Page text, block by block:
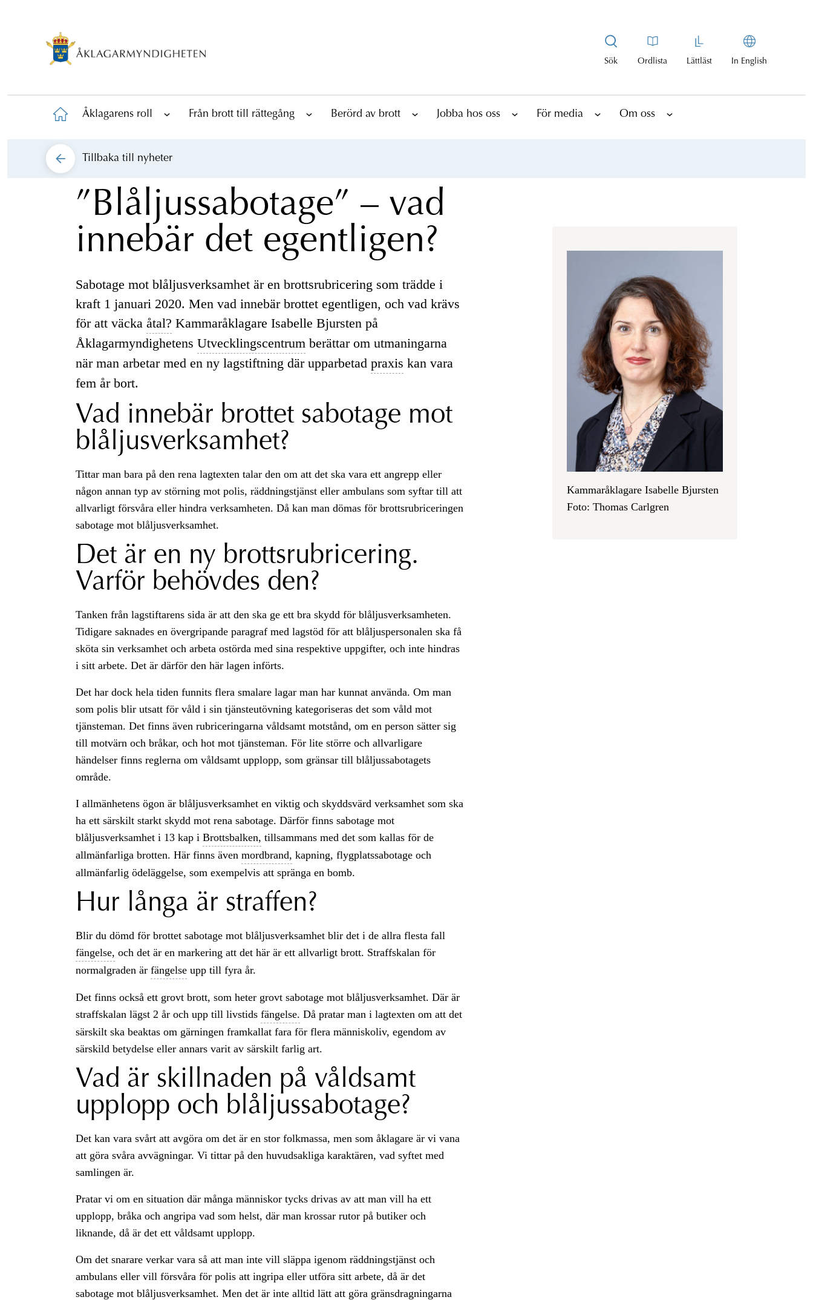
Sök Ordlista Lättläst In English
Åklagarens roll Från brott till rättegång Berörd av brott Jobba hos oss För media Om oss
Tillbaka till nyheter
”Blåljussabotage” – vad
innebär det egentligen?
Sabotage mot blåljusverksamhet är en brottsrubricering som trädde i
kraft 1 januari 2020. Men vad innebär brottet egentligen, och vad krävs
för att väcka åtal? Kammaråklagare Isabelle Bjursten på
Åklagarmyndighetens Utvecklingscentrum berättar om utmaningarna
när man arbetar med en ny lagstiftning där upparbetad praxis kan vara
fem år bort.
Vad innebär brottet sabotage mot
blåljusverksamhet?
Tittar man bara på den rena lagtexten talar den om att det ska vara ett angrepp eller
någon annan typ av störning mot polis, räddningstjänst eller ambulans som syftar till att
allvarligt försvåra eller hindra verksamheten. Då kan man dömas för brottsrubriceringen
sabotage mot blåljusverksamhet.
Det är en ny brottsrubricering.
Varför behövdes den?
Tanken från lagstiftarens sida är att den ska ge ett bra skydd för blåljusverksamheten.
Tidigare saknades en övergripande paragraf med lagstöd för att blåljuspersonalen ska få
sköta sin verksamhet och arbeta ostörda med sina respektive uppgifter, och inte hindras
i sitt arbete. Det är därför den här lagen införts.
Det har dock hela tiden funnits flera smalare lagar man har kunnat använda. Om man
som polis blir utsatt för våld i sin tjänsteutövning kategoriseras det som våld mot
tjänsteman. Det finns även rubriceringarna våldsamt motstånd, om en person sätter sig
till motvärn och bråkar, och hot mot tjänsteman. För lite större och allvarligare
händelser finns reglerna om våldsamt upplopp, som gränsar till blåljussabotagets
område.
I allmänhetens ögon är blåljusverksamhet en viktig och skyddsvärd verksamhet som ska
ha ett särskilt starkt skydd mot rena sabotage. Därför finns sabotage mot
blåljusverksamhet i 13 kap i Brottsbalken, tillsammans med det som kallas för de
allmänfarliga brotten. Här finns även mordbrand, kapning, flygplatssabotage och
allmänfarlig ödeläggelse, som exempelvis att spränga en bomb.
Hur långa är straffen?
Blir du dömd för brottet sabotage mot blåljusverksamhet blir det i de allra flesta fall
fängelse, och det är en markering att det här är ett allvarligt brott. Straffskalan för
normalgraden är fängelseupp till fyra år.
Det finns också ett grovt brott, som heter grovt sabotage mot blåljusverksamhet. Där är
straffskalan lägst 2 år och upp till livstids fängelse. Då pratar man i lagtexten om att det
särskilt ska beaktas om gärningen framkallat fara för flera människoliv, egendom av
särskild betydelse eller annars varit av särskilt farlig art.
Vad är skillnaden på våldsamt
upplopp och blåljussabotage?
Det kan vara svårt att avgöra om det är en stor folkmassa, men som åklagare är vi vana
att göra svåra avvägningar. Vi tittar på den huvudsakliga karaktären, vad syftet med
samlingen är.
Pratar vi om en situation där många människor tycks drivas av att man vill ha ett
upplopp, bråka och angripa vad som helst, där man krossar rutor på butiker och
liknande, då är det ett våldsamt upplopp.
Om det snarare verkar vara så att man inte vill släppa igenom räddningstjänst och
ambulans eller vill försvåra för polis att ingripa eller utföra sitt arbete, då är det
sabotage mot blåljusverksamhet. Men det är inte alltid lätt att göra gränsdragningarna
Kammaråklagare Isabelle Bjursten
Foto: Thomas Carlgren